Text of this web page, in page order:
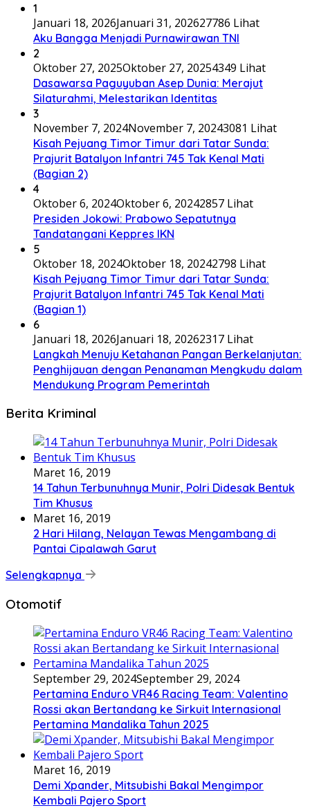
1
Januari 18, 2026Januari 31, 202627786 Lihat
Aku Bangga Menjadi Purnawirawan TNI
2
Oktober 27, 2025Oktober 27, 20254349 Lihat
Dasawarsa Paguyuban Asep Dunia: Merajut
Silaturahmi, Melestarikan Identitas
3
November 7, 2024November 7, 20243081 Lihat
Kisah Pejuang Timor Timur dari Tatar Sunda:
Prajurit Batalyon Infantri 745 Tak Kenal Mati
(Bagian 2)
4
Oktober 6, 2024Oktober 6, 20242857 Lihat
Presiden Jokowi: Prabowo Sepatutnya
Tandatangani Keppres IKN
5
Oktober 18, 2024Oktober 18, 20242798 Lihat
Kisah Pejuang Timor Timur dari Tatar Sunda:
Prajurit Batalyon Infantri 745 Tak Kenal Mati
(Bagian 1)
6
Januari 18, 2026Januari 18, 20262317 Lihat
Langkah Menuju Ketahanan Pangan Berkelanjutan:
Penghijauan dengan Penanaman Mengkudu dalam
Mendukung Program Pemerintah
Berita Kriminal
Maret 16, 2019
14 Tahun Terbunuhnya Munir, Polri Didesak Bentuk
Tim Khusus
Maret 16, 2019
2 Hari Hilang, Nelayan Tewas Mengambang di
Pantai Cipalawah Garut
Selengkapnya
Otomotif
September 29, 2024September 29, 2024
Pertamina Enduro VR46 Racing Team: Valentino
Rossi akan Bertandang ke Sirkuit Internasional
Pertamina Mandalika Tahun 2025
Maret 16, 2019
Demi Xpander, Mitsubishi Bakal Mengimpor
Kembali Pajero Sport